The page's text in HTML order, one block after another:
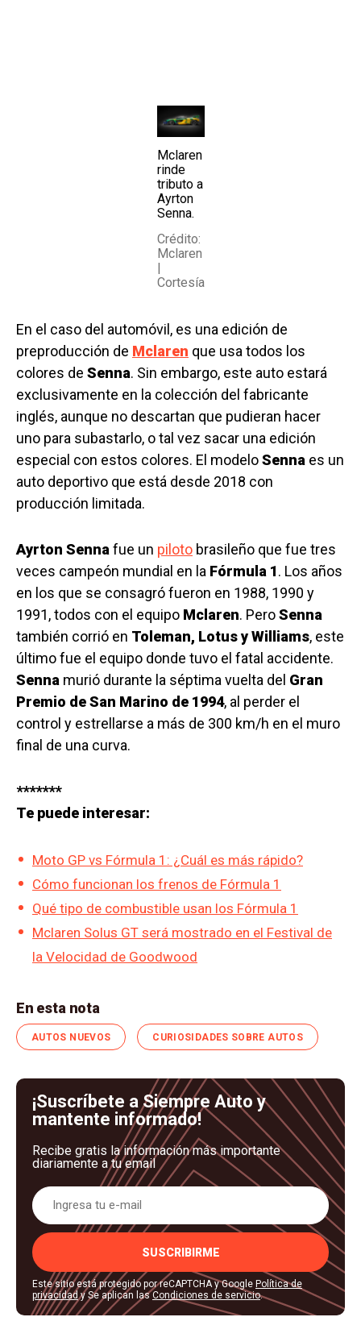
Mclaren
rinde
tributo a
Ayrton
Senna.
Crédito:
Mclaren
|
Cortesía
En el caso del automóvil, es una edición de
preproducción de Mclaren que usa todos los
colores de Senna. Sin embargo, este auto estará
exclusivamente en la colección del fabricante
inglés, aunque no descartan que pudieran hacer
uno para subastarlo, o tal vez sacar una edición
especial con estos colores. El modeloSenna es un
auto deportivo que está desde 2018 con
producción limitada.
Ayrton Senna fue un piloto brasileño que fue tres
veces campeón mundial en la Fórmula 1. Los años
en los que se consagró fueron en 1988, 1990 y
1991, todos con el equipo Mclaren. PeroSenna
también corrió en Toleman, Lotus y Williams, este
último fue el equipo donde tuvo el fatal accidente.
Senna murió durante la séptima vuelta del Gran
Premio de San Marino de 1994, al perder el
control y estrellarse a más de 300 km/h en el muro
final de una curva.
*******
Te puede interesar:
Moto GP vs Fórmula 1: ¿Cuál es más rápido?
Cómo funcionan los frenos de Fórmula 1
Qué tipo de combustible usan los Fórmula 1
Mclaren Solus GT será mostrado en el Festival de
la Velocidad de Goodwood
En esta nota
AUTOS NUEVOS CURIOSIDADES SOBRE AUTOS
¡Suscríbete a Siempre Auto y
mantente informado!
Recibe gratis la información más importante
diariamente a tu email
SUSCRIBIRME
Este sitio está protegido por reCAPTCHA y Google Política de
privacidady Se aplican lasCondiciones de servicio.